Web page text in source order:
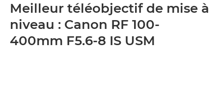
Meilleur téléobjectif de mise à
niveau : Canon RF 100-
400mm F5.6-8 IS USM